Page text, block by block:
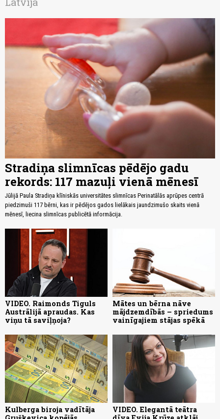
Stradiņa slimnīcas pēdējo gadu
rekords: 117 mazuļi vienā mēnesī
Jūlijā Paula Stradiņa klīniskās universitātes slimnīcas Perinatālās aprūpes centrā
piedzimuši 117 bērni, kas ir pēdējos gados lielākais jaundzimušo skaits vienā
mēnesī, liecina slimnīcas publicētā informācija.
VIDEO. Raimonds Tiguls
Austrālijā apraudas. Kas
viņu tā saviļņoja?
Mātes un bērna nāve
mājdzemdībās – spriedums
vainīgajiem stājas spēkā
Kulberga biroja vadītāja
VIDEO. Elegantā teātra